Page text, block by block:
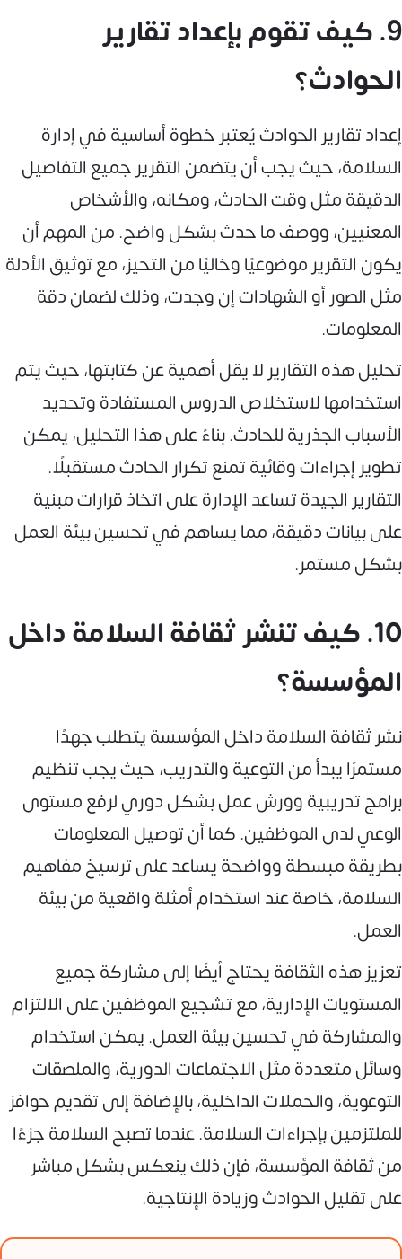
9. كيف تقوم بإعداد تقارير
الحوادث؟
إعداد تقارير الحوادث يُعتبر خطوة أساسية في إدارة
السلامة، حيث يجب أن يتضمن التقرير جميع التفاصيل
الدقيقة مثل وقت الحادث، ومكانه، والأشخاص
المعنيين، ووصف ما حدث بشكل واضح. من المهم أن
يكون التقرير موضوعيًا وخاليًا من التحيز، مع توثيق الأدلة
مثل الصور أو الشهادات إن وجدت، وذلك لضمان دقة
المعلومات.
تحليل هذه التقارير لا يقل أهمية عن كتابتها، حيث يتم
استخدامها لاستخلاص الدروس المستفادة وتحديد
الأسباب الجذرية للحادث. بناءً على هذا التحليل، يمكن
تطوير إجراءات وقائية تمنع تكرار الحادث مستقبلًا.
التقارير الجيدة تساعد الإدارة على اتخاذ قرارات مبنية
على بيانات دقيقة، مما يساهم في تحسين بيئة العمل
بشكل مستمر.
10. كيف تنشر ثقافة السلامة داخل
المؤسسة؟
نشر ثقافة السلامة داخل المؤسسة يتطلب جهدًا
مستمرًا يبدأ من التوعية والتدريب، حيث يجب تنظيم
برامج تدريبية وورش عمل بشكل دوري لرفع مستوى
الوعي لدى الموظفين. كما أن توصيل المعلومات
بطريقة مبسطة وواضحة يساعد على ترسيخ مفاهيم
السلامة، خاصة عند استخدام أمثلة واقعية من بيئة
العمل.
تعزيز هذه الثقافة يحتاج أيضًا إلى مشاركة جميع
المستويات الإدارية، مع تشجيع الموظفين على الالتزام
والمشاركة في تحسين بيئة العمل. يمكن استخدام
وسائل متعددة مثل الاجتماعات الدورية، والملصقات
التوعوية، والحملات الداخلية، بالإضافة إلى تقديم حوافز
للملتزمين بإجراءات السلامة. عندما تصبح السلامة جزءًا
من ثقافة المؤسسة، فإن ذلك ينعكس بشكل مباشر
على تقليل الحوادث وزيادة الإنتاجية.